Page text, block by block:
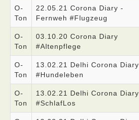
O-
Ton
22.05.21 Corona Diary -
Fernweh #Flugzeug
O-
Ton
03.10.20 Corona Diary
#Altenpflege
O-
Ton
13.02.21 Delhi Corona Diary
#Hundeleben
O-
Ton
13.02.21 Delhi Corona Diary
#SchlafLos